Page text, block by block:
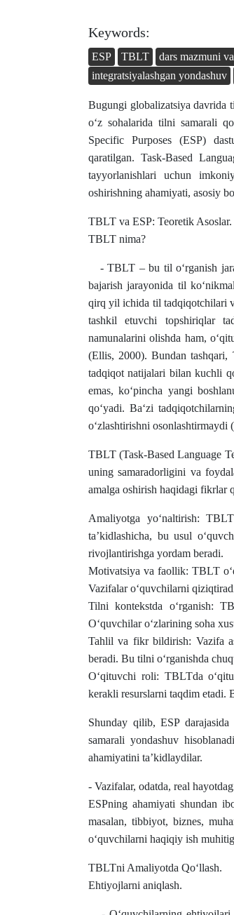
Keywords:
ESP TBLT dars mazmuni
integratsiyalashgan yondashuv
Bugungi globalizatsiya davrida
o‘z sohalarida tilni samarali
Specific Purposes (ESP)
qaratilgan. Task-Based
tayyorlanishlari uchun
oshirishning ahamiyati, asosiy
TBLT va ESP: Teoretik Asoslar.
TBLT nima?
- TBLT – bu til o‘rganish
bajarish jarayonida til
qirq yil ichida til tadqiqotchilari
tashkil etuvchi topshiriqlar
namunalarini olishda ham,
(Ellis, 2000). Bundan
tadqiqot natijalari bilan kuchli
emas, ko‘pincha yangi
qo‘yadi. Ba‘zi
o‘zlashtirishni osonlashtirmaydi
TBLT (Task-Based Language
uning samaradorligini va
amalga oshirish haqidagi
Amaliyotga yo‘naltirish:
ta’kidlashicha, bu usul
rivojlantirishga yordam beradi.
Motivatsiya va faollik: TBLT
Vazifalar o‘quvchilarni
Tilni kontekstda o‘rganish:
O‘quvchilar o‘zlarining soha
Tahlil va fikr bildirish: Vazifa
beradi. Bu tilni o‘rganishda
O‘qituvchi roli: TBLTda
kerakli resurslarni taqdim etadi.
Shunday qilib, ESP
samarali yondashuv
ahamiyatini ta’kidlaydilar.
- Vazifalar, odatda, real
ESPning ahamiyati shundan
masalan, tibbiyot, biznes,
o‘quvchilarni haqiqiy ish
TBLTni Amaliyotda Qo‘llash.
Ehtiyojlarni aniqlash.